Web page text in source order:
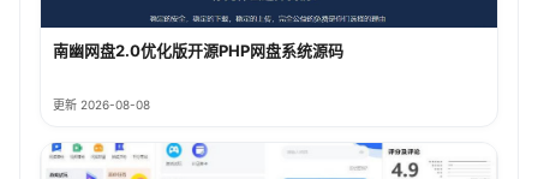
南幽网盘2.0优化版开源PHP网盘系统源码
更新 2026-08-08